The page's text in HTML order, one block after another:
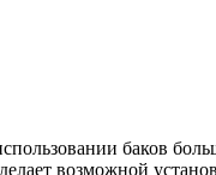
баков
возможной